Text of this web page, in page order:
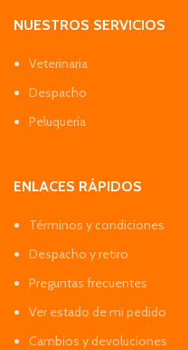
NUESTROS SERVICIOS
Veterinaria
Despacho
Peluquería
ENLACES RÁPIDOS
Términos y condiciones
Despacho y retiro
Preguntas frecuentes
Ver estado de mi pedido
Cambios y devoluciones